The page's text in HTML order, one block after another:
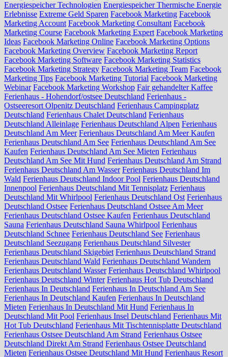
Energiespeicher Technologien Energiespeicher Thermische Energie
Erlebnisse Extreme Geld Sparen Facebook Marketing Facebook
Marketing Account Facebook Marketing Consultant Facebook
Marketing Course Facebook Marketing Expert Facebook Marketing
Ideas Facebook Marketing Online Facebook Marketing Options
Facebook Marketing Overview Facebook Marketing Report
Facebook Marketing Software Facebook Marketing Statistics
Facebook Marketing Strategy Facebook Marketing Team Facebook
Marketing Tips Facebook Marketing Tutorial Facebook Marketing
Webinar Facebook Marketing Workshop Fair gehandelter Kaffee
Ferienhaus - Hohendorf/ostsee Deutschland Ferienhaus -
Ostseeresort Olpenitz Deutschland Ferienhaus Campingplatz
Deutschland Ferienhaus Chalet Deutschland Ferienhaus
Deutschland Alleinlage Ferienhaus Deutschland Alpen Ferienhaus
Deutschland Am Meer Ferienhaus Deutschland Am Meer Kaufen
Ferienhaus Deutschland Am See Ferienhaus Deutschland Am See
Kaufen Ferienhaus Deutschland Am See Mieten Ferienhaus
Deutschland Am See Mit Hund Ferienhaus Deutschland Am Strand
Ferienhaus Deutschland Am Wasser Ferienhaus Deutschland Im
Wald Ferienhaus Deutschland Indoor Pool Ferienhaus Deutschland
Innenpool Ferienhaus Deutschland Mit Tennisplatz Ferienhaus
Deutschland Mit Whirlpool Ferienhaus Deutschland Ost Ferienhaus
Deutschland Ostsee Ferienhaus Deutschland Ostsee Am Meer
Ferienhaus Deutschland Ostsee Kaufen Ferienhaus Deutschland
Sauna Ferienhaus Deutschland Sauna Whirlpool Ferienhaus
Deutschland Schnee Ferienhaus Deutschland See Ferienhaus
Deutschland Seezugang Ferienhaus Deutschland Silvester
Ferienhaus Deutschland Skigebiet Ferienhaus Deutschland Strand
Ferienhaus Deutschland Wald Ferienhaus Deutschland Wandern
Ferienhaus Deutschland Wasser Ferienhaus Deutschland Whirlpool
Ferienhaus Deutschland Winter Ferienhaus Hot Tub Deutschland
Ferienhaus In Deutschland Ferienhaus In Deutschland Am See
Ferienhaus In Deutschland Kaufen Ferienhaus In Deutschland
Mieten Ferienhaus In Deutschland Mit Hund Ferienhaus In
Deutschland Mit Pool Ferienhaus Insel Deutschland Ferienhaus Mit
Hot Tub Deutschland Ferienhaus Mit Tischtennisplatte Deutschland
Ferienhaus Ostsee Deutschland Am Strand Ferienhaus Ostsee
Deutschland Direkt Am Strand Ferienhaus Ostsee Deutschland
Mieten Ferienhaus Ostsee Deutschland Mit Hund Ferienhaus Resort